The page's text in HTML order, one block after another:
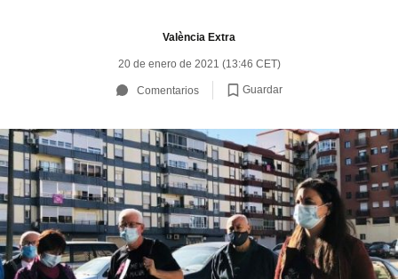
València Extra
20 de enero de 2021 (13:46 CET)
Comentarios Guardar